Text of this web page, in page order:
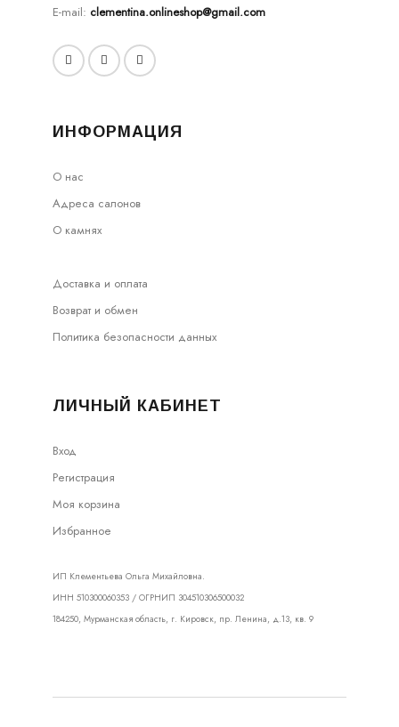
E-mail: clementina.onlineshop@gmail.com
ИНФОРМАЦИЯ
О нас
Адреса салонов
О камнях
Доставка и оплата
Возврат и обмен
Политика безопасности данных
ЛИЧНЫЙ КАБИНЕТ
Вход
Регистрация
Моя корзина
Избранное
ИП Клементьева Ольга Михайловна.
ИНН 510300060353 / ОГРНИП 304510306500032
184250, Мурманская область, г. Кировск, пр. Ленина, д.13, кв. 9